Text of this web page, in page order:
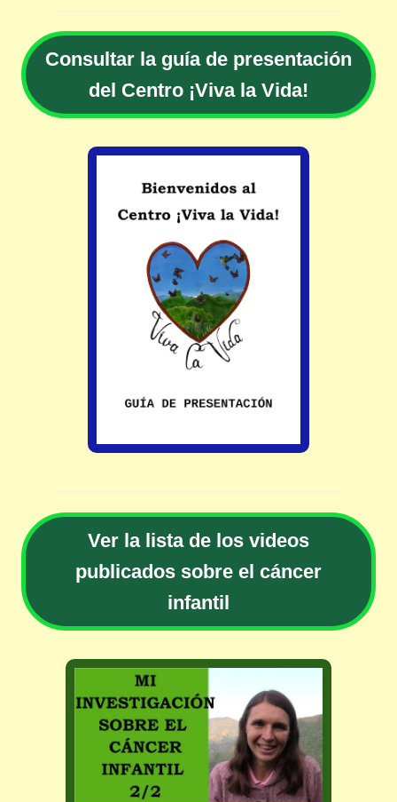
Consultar la guía de presentación
del Centro ¡Viva la Vida!
Ver la lista de los videos
publicados sobre el cáncer
infantil